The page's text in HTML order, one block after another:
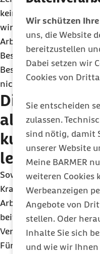
Wir schützen
uns, die Website
bereitzustellen
Dabei setzen wir
Cookies von
Sie entscheiden
zulassen.
sind nötig, damit
unserer Website
Meine BARMER
weiteren Cookies
Werbeanzeigen
Angebote von
stellen. Oder
Inhalte Sie sich
und wie wir
keine Verdienstgrenze,
wird berufsmäßig
Arbeitgeber die
Beschäftigungsbeginn
Beschäftigung
nicht versicherungsfrei.
Diese
als
kurzfristige
leisten
Sowohl Sie als auch Ihre
Kranken-, Pflege-,
beitragsfrei –
Verdienstes.
Für Arbeitgeber fallen